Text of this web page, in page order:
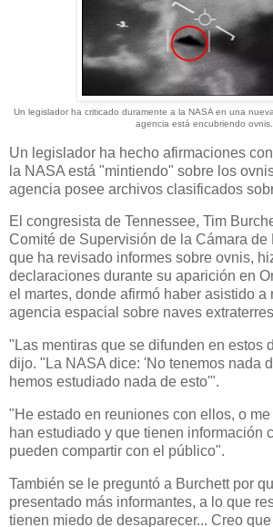
Un legislador ha criticado duramente a la NASA en una
agencia está encubriendo ovnis.
Un legislador ha hecho afirmaciones
la NASA está "mintiendo" sobre los
agencia posee archivos clasificados
El congresista de Tennessee, Tim
Comité de Supervisión de la Cámara de
que ha revisado informes sobre ovnis,
declaraciones durante su aparición en
el martes, donde afirmó haber asistido a
agencia espacial sobre naves
"Las mentiras que se difunden en estos
dijo. "La NASA dice: 'No tenemos nada
hemos estudiado nada de esto'".
"He estado en reuniones con ellos, o
han estudiado y que tienen información
pueden compartir con el público".
También se le preguntó a Burchett por
presentado más informantes, a lo que
tienen miedo de desaparecer... Creo